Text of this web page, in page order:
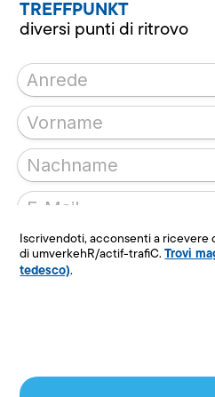
TREFFPUNKT
diversi punti di ritrovo
Iscrivendoti, acconsenti a ricevere
di umverkehR/actif-trafiC.Trovi
tedesco).